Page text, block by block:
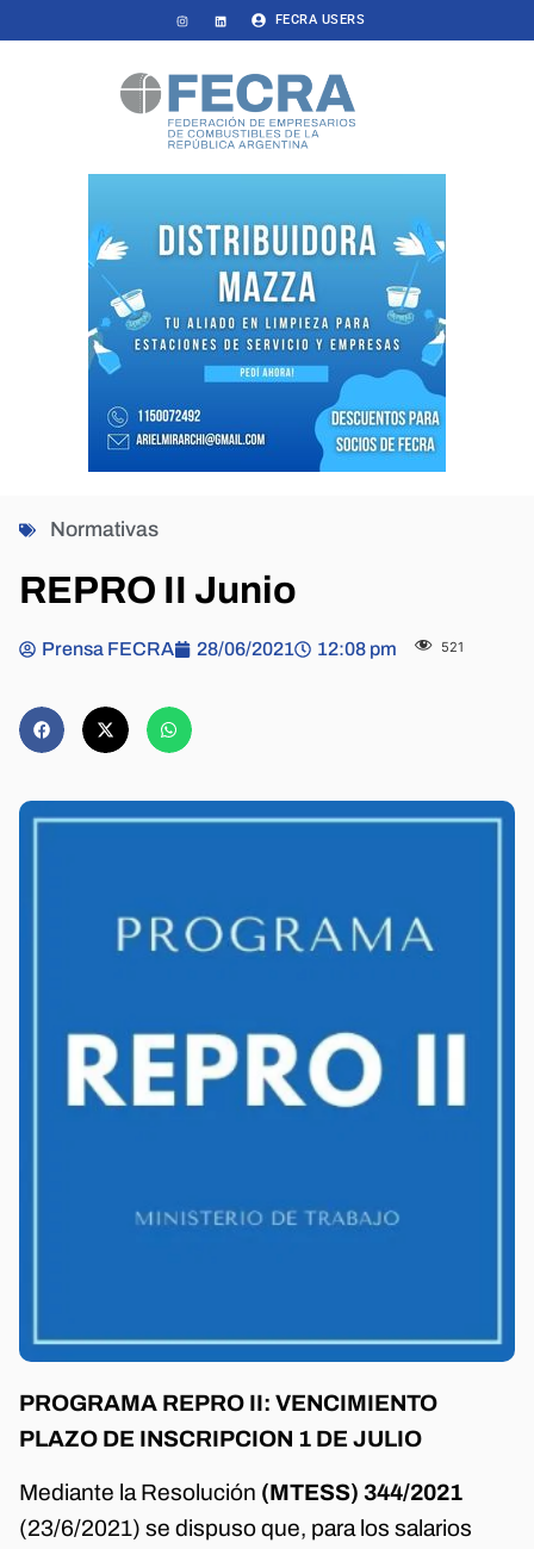
FECRA USERS
Normativas
REPRO II Junio
Prensa FECRA 28/06/2021 12:08 pm 521
PROGRAMA REPRO II: VENCIMIENTO
PLAZO DE INSCRIPCION 1 DE JULIO
Mediante la Resolución (MTESS) 344/2021
(23/6/2021) se dispuso que, para los salarios